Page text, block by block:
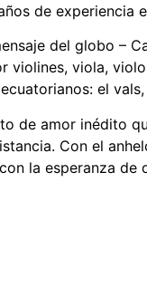
de experiencia
del globo –
violines, viola,
el
de amor inédito
Con el
la esperanza de